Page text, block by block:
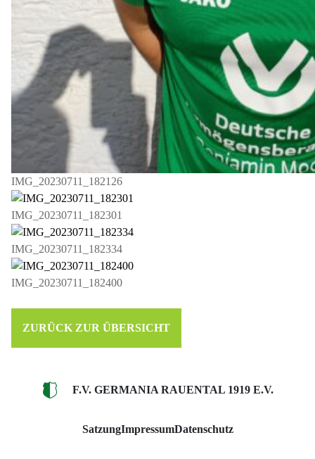
IMG_20230711_182126
IMG_20230711_182301
IMG_20230711_182334
IMG_20230711_182400
ZURÜCK ZUR ÜBERSICHT
F.V. GERMANIA RAUENTAL 1919 E.V.
SatzungImpressumDatenschutz